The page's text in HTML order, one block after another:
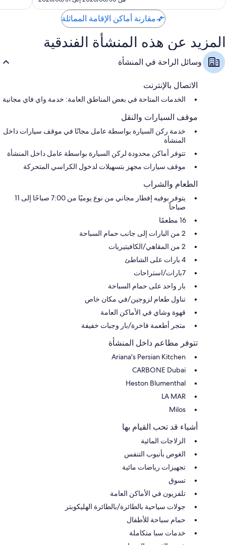
1,406
مقارنة أماكن الإقامة المماثلة
المزيد عن هذه المنشأة الفندقية
وسائل الراحة في المنشأة
الاتصال بالإنترنت
الخدمات المتاحة في بعض المناطق العامة: خدمة واي فاي مجانية
موقف السيارات والنقل
خدمة ركن السيارة بواسطة عامل مجانًا في موقف سيارات داخل
المنشأة
تتوفر أماكن محدودة لركن السيارة بواسطة عامل داخل المنشأة
موقف سيارات مجهز بتسهيلات لدخول الكراسي المتحركة
الطعام والشراب
يتوفر بوفيه إفطار مجاني من نوع يوميًا من 7:00 صباحًا إلى 11
صباحاً
16 مطعمًا
2 من البارات إلى جانب حمام السباحة
2 من المقاهي/الكافيتيريات
4 بارات على الشاطئ
7بارات/استراحات
بار واحد على حمام السباحة
تناول طعام لزوجين/في مكان خاص
قهوة وشاي في الأماكن العامة
متجر أطعمة فاخرة/بار وجبات خفيفة
تتوفر مطاعم داخل المنشأة
Ariana's Persian Kitchen
CARBONE Dubai
Heston Blumenthal
LA MAR
Milos
أشياء قد تحب القيام بها
الزلاجات المائية
الغوص بأنبوب التنفس
تجهيزات رياضات مائية
تسوق
تلفزيون في الأماكن العامة
جولات سياحية بالطائرة/بالطائرة الهليكوبتر
حمام سباحة للأطفال
خدمات سبا متكاملة